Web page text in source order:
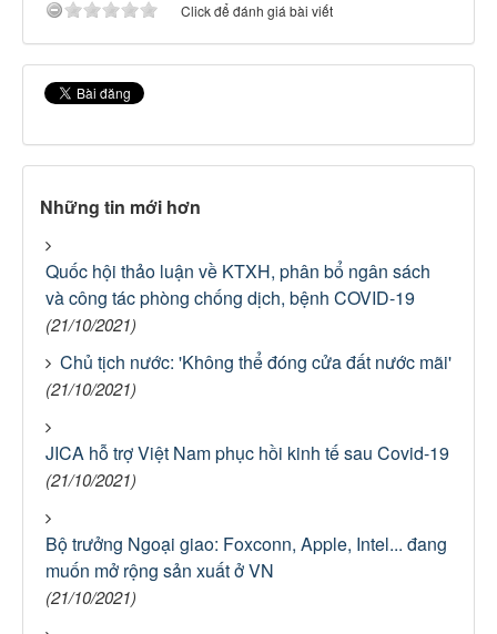
Click để đánh giá bài viết
Những tin mới hơn
Quốc hội thảo luận về KTXH, phân bổ ngân sách
và công tác phòng chống dịch, bệnh COVID-19
(21/10/2021)
Chủ tịch nước: 'Không thể đóng cửa đất nước mãi'
(21/10/2021)
JICA hỗ trợ Việt Nam phục hồi kinh tế sau Covid-19
(21/10/2021)
Bộ trưởng Ngoại giao: Foxconn, Apple, Intel... đang
muốn mở rộng sản xuất ở VN
(21/10/2021)